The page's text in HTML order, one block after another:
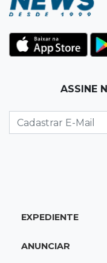
consultar locais
20:29Pedro
Jovem morre
Pantanal treina
vale acesso
Defesa diz que
ASSINE
EXPEDIENTE
ANUNCIAR